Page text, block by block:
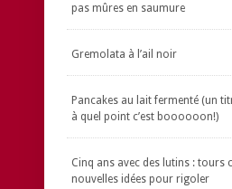
pas mûres en saumure
Gremolata à l’ail noir
Pancakes au lait fermenté (un
à quel point c’est boooooon!)
Cinq ans avec des lutins : tours
nouvelles idées pour rigoler